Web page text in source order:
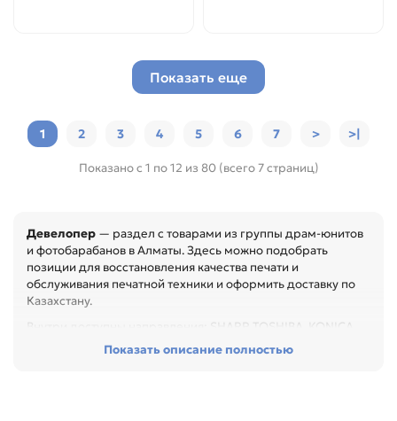
Показать еще
1 2 3 4 5 6 7 > >|
Показано с 1 по 12 из 80 (всего 7 страниц)
Девелопер — раздел с товарами из группы драм-юнитов
и фотобарабанов в Алматы. Здесь можно подобрать
позиции для восстановления качества печати и
обслуживания печатной техники и оформить доставку по
Казахстану.
Внутри доступны направления: SHARP, TOSHIBA, KONICA
MINOLTA, RICOH, XEROX, PANASONIC. Они помогают
Показать описание полностью